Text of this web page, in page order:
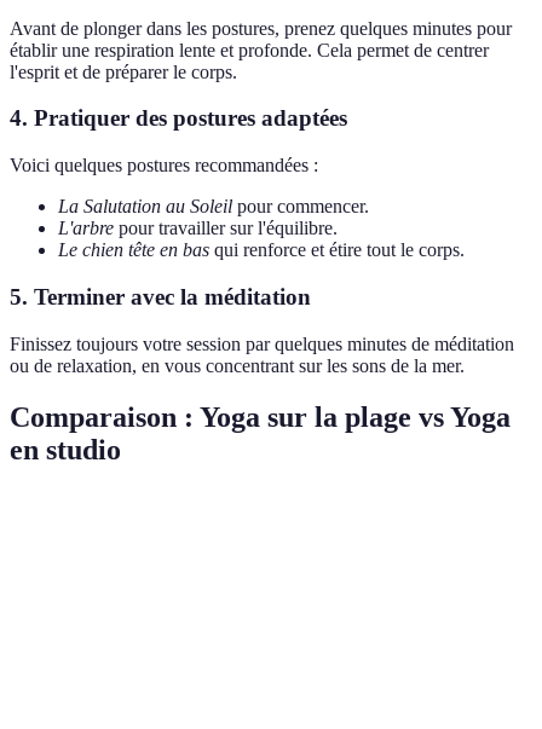
Avant de plonger dans les postures, prenez quelques minutes pour
établir une respiration lente et profonde. Cela permet de centrer
l'esprit et de préparer le corps.
4. Pratiquer des postures adaptées
Voici quelques postures recommandées :
La Salutation au Soleil pour commencer.
L'arbre pour travailler sur l'équilibre.
Le chien tête en bas qui renforce et étire tout le corps.
5. Terminer avec la méditation
Finissez toujours votre session par quelques minutes de méditation
ou de relaxation, en vous concentrant sur les sons de la mer.
Comparaison : Yoga sur la plage vs Yoga
en studio